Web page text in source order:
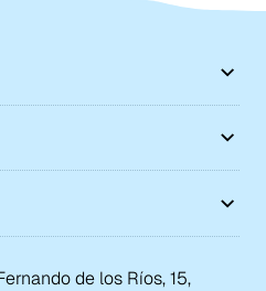
de los Ríos, 15,